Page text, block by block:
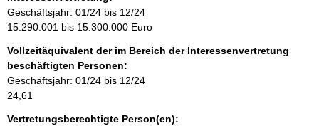
r
m
t
i
o
n
e
Geschäftsjahr: 01/24 bis 12/24
15.290.001 bis 15.300.000 Euro
Vollzeitäquivalent der im Bereich der Interessenvertretung
beschäftigten Personen:
Geschäftsjahr: 01/24 bis 12/24
24,61
Vertretungsberechtigte Person(en):